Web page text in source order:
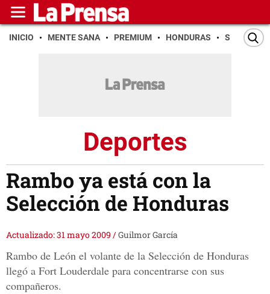
INICIO MENTE SANA PREMIUM HONDURAS SAN PEDRO
Deportes
Rambo ya está con la
Selección de Honduras
Actualizado: 31 mayo 2009 /Guilmor García
Rambo de León el volante de la Selección de Honduras
llegó a Fort Louderdale para concentrarse con sus
compañeros.